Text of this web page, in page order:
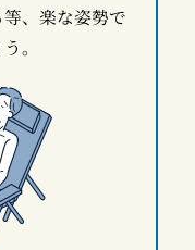
、楽な姿勢で
。